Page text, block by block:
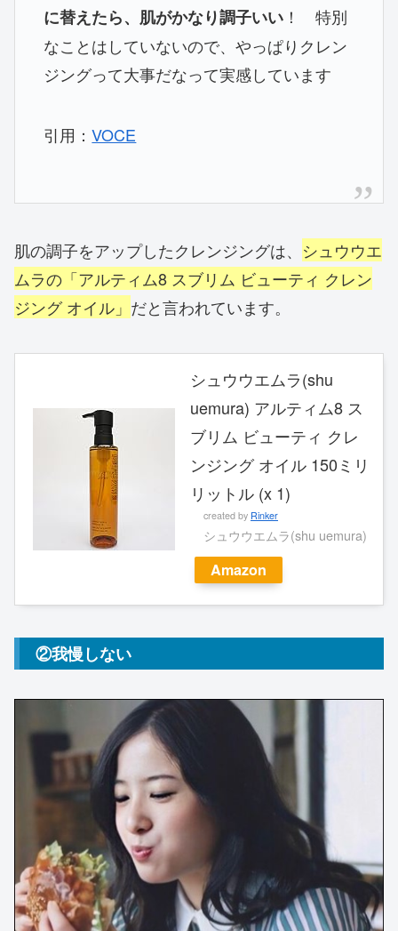
に替えたら、肌がかなり調子いい ！ 特別
なことはしていないので、やっぱりクレン
ジングって大事だなって実感しています
引用：VOCE
肌の調子をアップしたクレンジングは、 シュウウエ
ムラの「アルティム8 スブリム ビューティ クレン
ジング オイル」 だと言われています。
シュウウエムラ(shu
uemura) アルティム8 ス
ブリム ビューティ クレ
ンジング オイル 150ミリ
リットル (x 1)
created by Rinker
シュウウエムラ(shu uemura)
Amazon
②我慢しない